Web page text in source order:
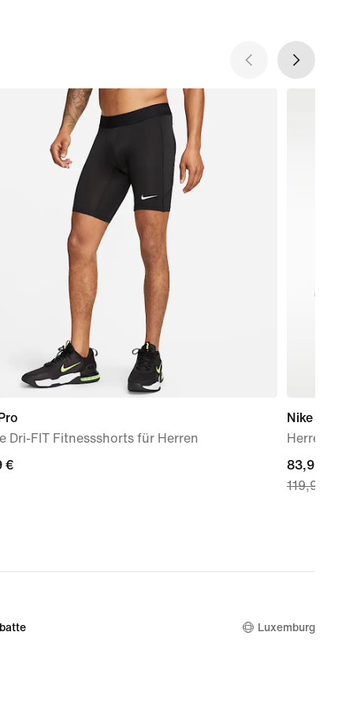
Dri-FIT Fitnessshorts für Herren
€
€
Nike P-
current
price
119,99 €
83,99 €
119,99 €
Luxemburg